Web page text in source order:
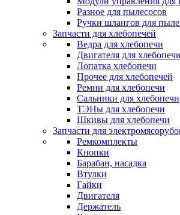
Разное для пылесосов
Ручки шлангов для
Запчасти для хлебопечей
Ведра для хлебопечи
Двигателя для хлебопечи
Лопатка хлебопечи
Прочее для хлебопечей
Ремни для хлебопечи
Сальники для хлебопечи
ТЭНы для хлебопечи
Шкивы для хлебопечи
Запчасти для
Ремкомплекты
Кнопки
Барабан, насадка
Втулки
Гайки
Двигателя
Держатель